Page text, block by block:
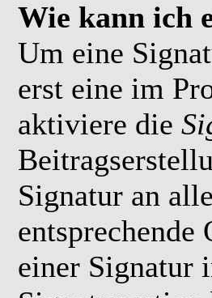
Wie kann ich
Um eine
erst eine im
aktiviere die
Signatur an
einer Signatur